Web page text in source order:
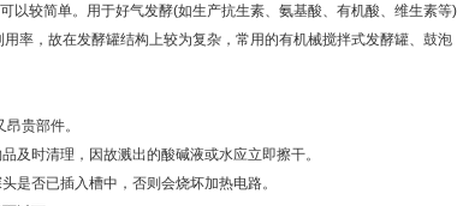
以较简单。用于好气发酵(如生产抗生素、氨基酸、有机酸、维生素等)
率，故在发酵罐结构上较为复杂，常用的有机械搅拌式发酵罐、鼓泡
贵部件。
时清理，因故溅出的酸碱液或水应立即擦干。
否已插入槽中，否则会烧坏加热电路。